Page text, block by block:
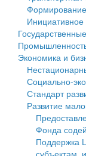
Экономика и
Символика
Устав
Гостям округа
Туризм
Культура
Образование
Администрация
Тверской
Управление
Открытые
Работа с
Финансовое
Бюджет для
Имущество
Выявление
объектов
Экономика и
Социально-
Стандарт
Развитие
Фонда
Поддержка
субъектам,